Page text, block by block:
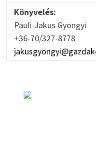
Könyvelés:
Pauli-Jakus Gyöngyi
+36-70/327-8778